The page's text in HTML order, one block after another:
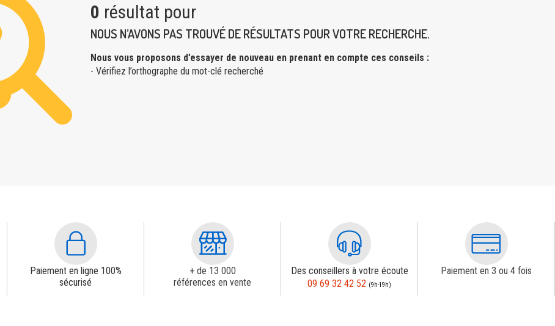
0 résultat pour
NOUS N’AVONS PAS TROUVÉ DE RÉSULTATS POUR VOTRE RECHERCHE.
Nous vous proposons d’essayer de nouveau en prenant en compte ces conseils :
- Vérifiez l’orthographe du mot-clé recherché
Paiement en ligne 100%
sécurisé
+ de 13 000
références en vente
Des conseillers à votre écoute
09 69 32 42 52 (9h-19h)
Paiement en 3 ou 4 fois